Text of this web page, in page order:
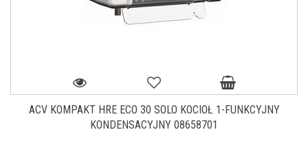
ACV KOMPAKT HRE ECO 30 SOLO KOCIOŁ 1-FUNKCYJNY
KONDENSACYJNY 08658701